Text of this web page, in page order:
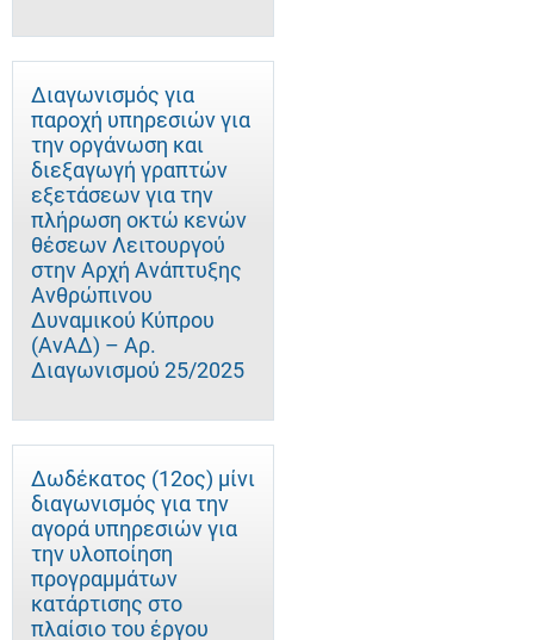
Διαγωνισμός για
παροχή υπηρεσιών για
την οργάνωση και
διεξαγωγή γραπτών
εξετάσεων για την
πλήρωση οκτώ κενών
θέσεων Λειτουργού
στην Αρχή Ανάπτυξης
Ανθρώπινου
Δυναμικού Κύπρου
(ΑνΑΔ) – Αρ.
Διαγωνισμού 25/2025
Δωδέκατος (12ος) μίνι
διαγωνισμός για την
αγορά υπηρεσιών για
την υλοποίηση
προγραμμάτων
κατάρτισης στο
πλαίσιο του έργου